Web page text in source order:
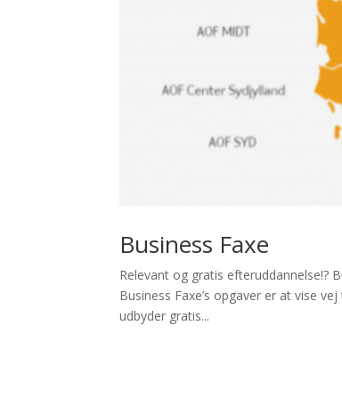
Business Faxe
Relevant og gratis efteruddannelse!?
Business Faxe’s opgaver er at vise
udbyder gratis...